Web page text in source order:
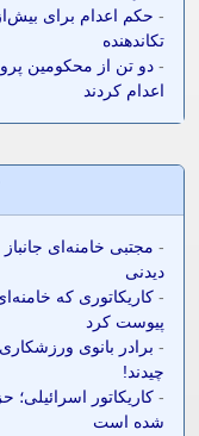
-
تکاندهنده
- دو تن از محکومین
اعدام کردند
- مجتبی خامنه‌ای
دیدنی
- کاریکاتوری که
پیوست کرد
- برادر بانوی
چیدند!
- کاریکاتور
شده است